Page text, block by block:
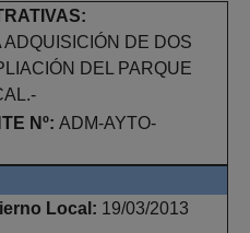
DE DOS
DEL PARQUE
Nº: ADM-AYTO-
Local: 19/03/2013